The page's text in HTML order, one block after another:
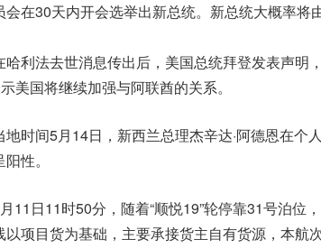
在30天内开会选举出新总统。新总统大概率将
利法去世消息传出后，美国总统拜登发表声明，
美国将继续加强与阿联酋的关系。
时间5月14日，新西兰总理杰辛达·阿德恩在个人
性。
11日11时50分，随着“顺悦19”轮停靠31号泊位
项目货为基础，主要承接货主自有货源，本航